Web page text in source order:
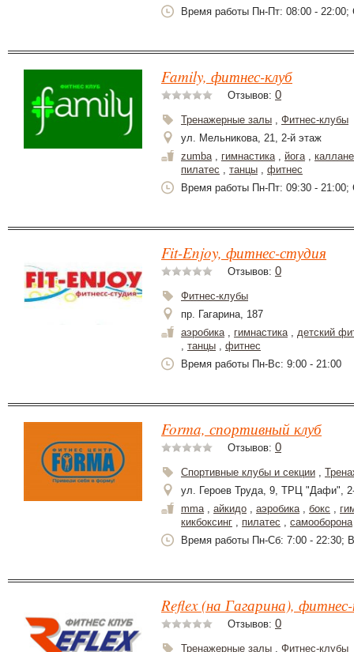
Время работы Пн-Пт: 08:00 - 22:00;
Family, фитнес-клуб
Отзывов: 0
Тренажерные залы , Фитнес-клубы
ул. Мельникова, 21, 2-й этаж
zumba, гимнастика, йога,
пилатес , танцы , фитнес
Время работы Пн-Пт: 09:30 - 21:00;
Fit-Enjoy, фитнес-студия
Отзывов: 0
Фитнес-клубы
пр. Гагарина, 187
аэробика, гимнастика, детский
, танцы , фитнес
Время работы Пн-Вс: 9:00 - 21:00
Forma, спортивный клуб
Отзывов: 0
Спортивные клубы и секции ,
ул. Героев Труда, 9, ТРЦ "Дафи",
mma, айкидо , аэробика, бокс ,
кикбоксинг , пилатес , самооборона
Время работы Пн-Сб: 7:00 - 22:30;
Reflex (на Гагарина), фитнес-
Отзывов: 0
Тренажерные залы , Фитнес-клубы